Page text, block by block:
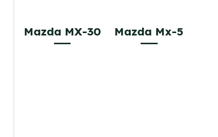
Mazda MX-30 Mazda Mx-5